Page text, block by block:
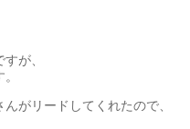
が、
がリードしてくれたので、